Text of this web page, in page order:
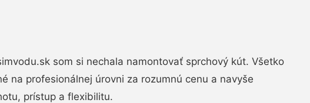
som si nechala namontovať sprchový kút. Všetko
na profesionálnej úrovni za rozumnú cenu a navyše
prístup a flexibilitu.